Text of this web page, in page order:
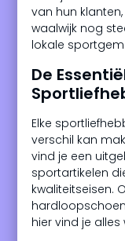
van hun
waalwijk nog
lokale
De
Elke
verschil kan
vind je een
sportartikelen
kwaliteitseisen.
hier vind je